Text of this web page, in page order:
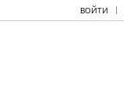
ВОЙТИ